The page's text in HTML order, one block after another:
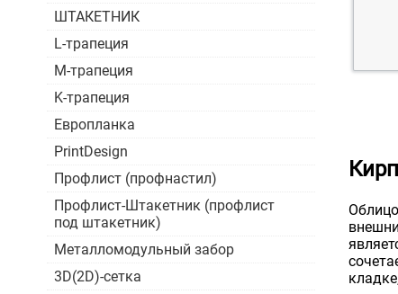
ШТАКЕТНИК
L-трапеция
M-трапеция
K-трапеция
Европланка
PrintDesign
Профлист (профнастил)
Профлист-Штакетник (профлист
под штакетник)
Металломодульный забор
3D(2D)-сетка